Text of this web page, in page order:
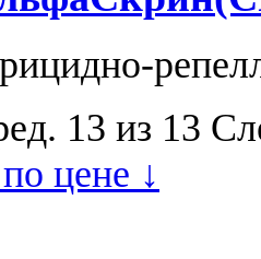
13 из 13
цене ↓